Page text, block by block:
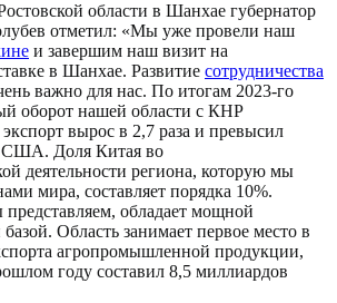
области в Шанхае губернатор
отметил: «Мы уже провели наш
и завершим наш визит на
в Шанхае. Развитие сотрудничества
важно для нас. По итогам 2023-го
оборот нашей области с КНР
вырос в 2,7 раза и превысил
США. Доля Китая во
деятельности региона, которую мы
мира, составляет порядка 10%.
обладает мощной
Область занимает первое место в
агропромышленной продукции,
году составил 8,5 миллиардов